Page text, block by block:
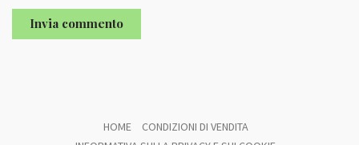
HOME
CONDIZIONI DI VENDITA